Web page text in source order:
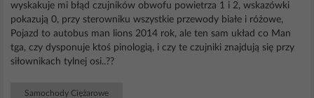
wyskakuje mi błąd czujników obwofu powietrza 1 i 2, wskazówki
pokazują 0, przy sterowniku wszystkie przewody białe i różowe,
Pojazd to autobus man lions 2014 rok, ale ten sam układ co Man
tga, czy dysponuje ktoś pinologią, i czy te czujniki znajdują się przy
siłownikach tylnej osi..??
Samochody Ciężarowe